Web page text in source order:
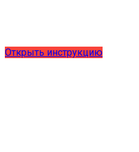
Открыть инструкцию